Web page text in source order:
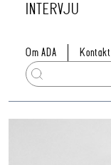
INTERVJU
Om ADA Kontakt